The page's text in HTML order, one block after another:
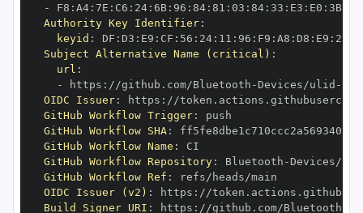
-
F8 : A4: 7E : C6 : 24: 6B: 96 : 84: 81 : 03 : 84: 33 : E3 : E0 : 3B:
Authority Key Identifier:
keyid : DF : D3 : E9 : CF : 56 : 24: 11 : 96 : F9 : A8 : D8 : E9 : 28
Subject Alternative Name (critical) :
url :
-
https : //github.com/Bluetooth - Devices/ulid -
OIDC Issuer: https :
GitHub Workflow Trigger:
GitHub Workflow SHA:
GitHub Workflow Name :
GitHub Workflow Repository: Bluetooth - Devices/
GitHub Workflow Ref :
OIDC Issuer (v2) : https :
Build Signer URI : https : //github.com/Bluetooth